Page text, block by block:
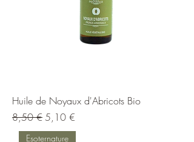
Huile de Noyaux d'Abricots Bio
Prix original
8,50 €Prix promotionnel
5,10 €
Esoternature